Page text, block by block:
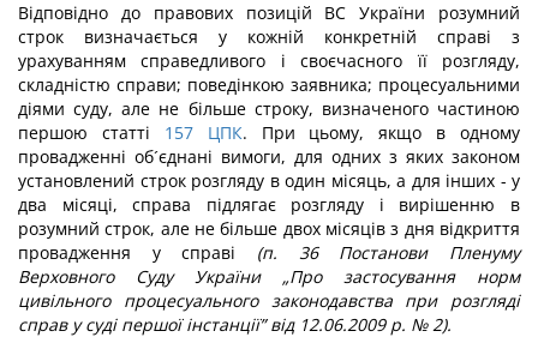
Відповідно до правових позицій ВС України розумний
строк визначається у кожній конкретній справі з
урахуванням справедливого і своєчасного її розгляду,
складністю справи; поведінкою заявника; процесуальними
діями суду, але не більше строку, визначеного частиною
першою статті 157 ЦПК. При цьому, якщо в одному
провадженні об´єднані вимоги, для одних з яких законом
установлений строк розгляду в один місяць, а для інших - у
два місяці, справа підлягає розгляду і вирішенню в
розумний строк, але не більше двох місяців з дня відкриття
провадження у справі (п. 36 Постанови Пленуму
Верховного Суду України „Про застосування норм
цивільного процесуального законодавства при розгляді
справ у суді першої інстанції” від 12.06.2009 р. № 2).